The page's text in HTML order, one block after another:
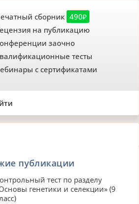
сборник 490₽
на публикацию
заочно
тесты
с сертификатами
публикации
тест по разделу
генетики и селекции» (9